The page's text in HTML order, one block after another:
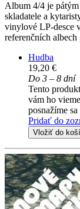
Album 4/4 je
skladatele a
vinylové LP-desce
referenčních albech
Hudba
19,20 €
Do 3 – 8 dní
Tento
vám ho
posnažíme
Pridať do
Vložiť do